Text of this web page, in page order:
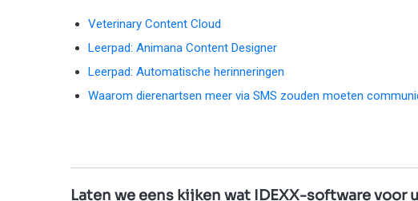
Veterinary Content Cloud
Leerpad: Animana Content Designer
Leerpad: Automatische herinneringen
Waarom dierenartsen meer via SMS zouden moeten
Laten we eens kijken wat IDEXX-software voor